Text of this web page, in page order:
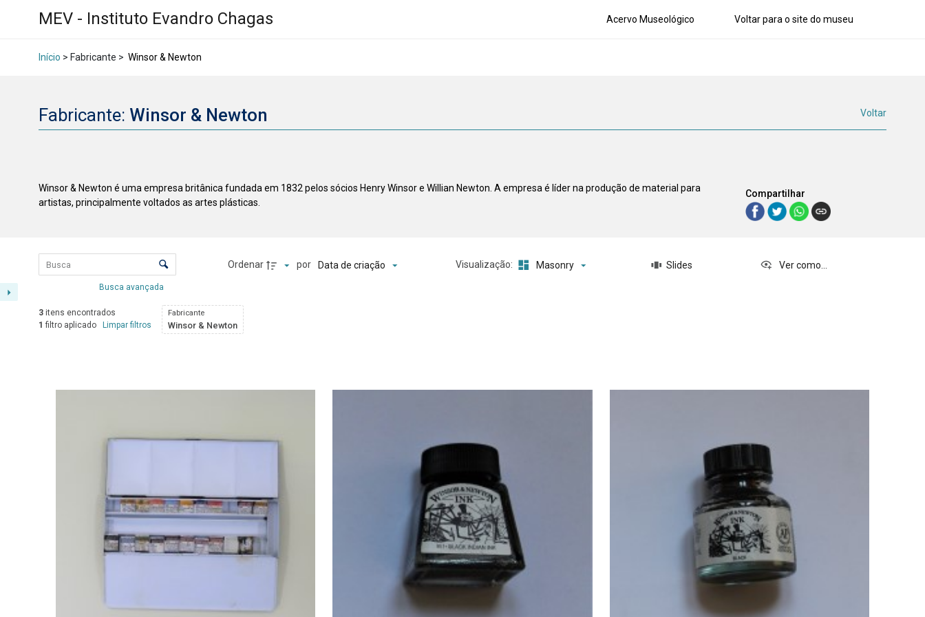
MEV - Instituto Evandro Chagas Acervo Museológico Voltar para o site do museu
Início > Fabricante > Winsor & Newton
Fabricante: Winsor & Newton Voltar
Winsor & Newton é uma empresa britânica fundada em 1832 pelos sócios Henry Winsor e Willian Newton. A empresa é líder na produção de material para
artistas, principalmente voltados as artes plásticas.
Compartilhar
Lista de itens
Controle de ordenação e visualização
Busca avançada
Ordenar por Data de criação Visualização: Masonry Slides Ver como...
3 itens encontrados
1 filtro aplicado Limpar filtros
Fabricante
Winsor & Newton